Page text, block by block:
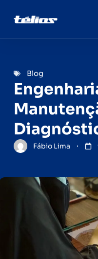
Blog
Fábio Lima